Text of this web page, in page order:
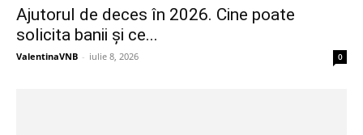
Ajutorul de deces în 2026. Cine poate
solicita banii și ce...
ValentinaVNB - iulie 8, 2026 0